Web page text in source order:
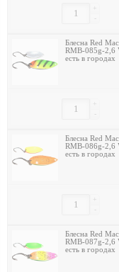
-
+
Блесна Red
RMB-085g-2,6
есть в городах
-
+
Блесна Red
RMB-086g-2,6
есть в городах
-
+
Блесна Red
RMB-087g-2,6
есть в городах